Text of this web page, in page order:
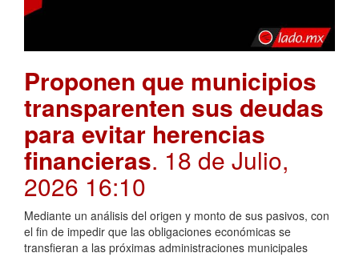
Proponen que municipios
transparenten sus deudas
para evitar herencias
financieras. 18 de Julio,
2026 16:10
Mediante un análisis del origen y monto de sus pasivos, con
el fin de impedir que las obligaciones económicas se
transfieran a las próximas administraciones municipales